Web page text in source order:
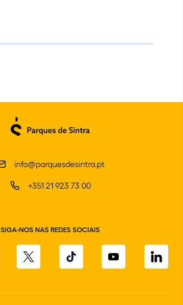
info@parquesdesintra.pt
+351 21 923 73 00
SIGA-NOS NAS REDES SOCIAIS